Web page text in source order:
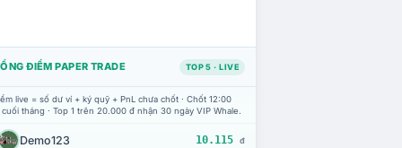
ĐIỂM PAPER TRADE TOP 5 · LIVE
live = số dư ví + ký quỹ + PnL chưa chốt · Chốt 12:00
tháng · Top 1 trên 20.000 đ nhận 30 ngày VIP Whale.
Demo123 10.115 đ